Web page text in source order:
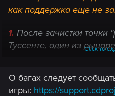
как поддержка еще не
1. После зачистки точки
Туссенте, один из
содержания на
Click to
О багах следует
игры: https://